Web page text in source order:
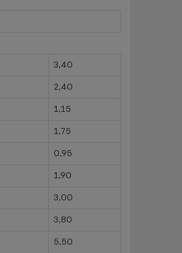
3,40
2,40
1,15
1,75
0,95
1,90
3,00
3,80
5,50